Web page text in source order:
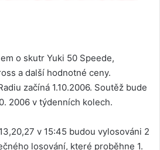
o skutr Yuki 50 Speede,
a další hodnotné ceny.
začíná 1.10.2006. Soutěž bude
2006 v týdenních kolech.
v 15:45 budou vylosováni 2
losování, které proběhne 1.